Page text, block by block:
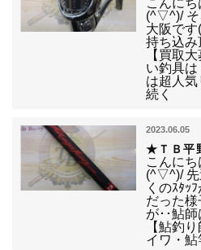
こんに
(^▽^)/ そ
大阪です
持ち込み
【買取
い釣具は
は超人
続く
2023.06.05
★ＴＢ平
こんに
(^▽^)/ 先
くのｽﾀｯ
だった様
が･･鮎
【鮎釣
イワ・